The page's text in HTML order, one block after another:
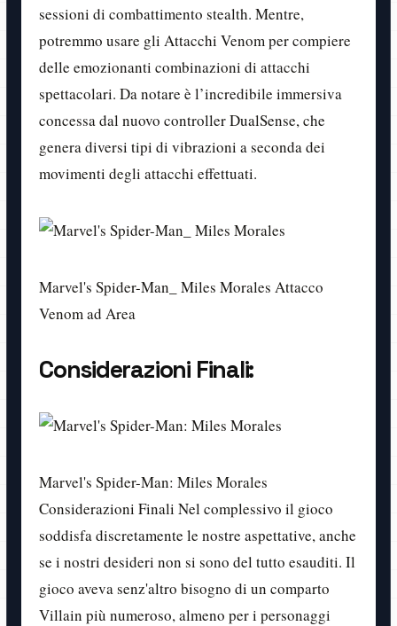
sessioni di combattimento stealth. Mentre,
potremmo usare gli Attacchi Venom per compiere
delle emozionanti combinazioni di attacchi
spettacolari. Da notare è l’incredibile immersiva
concessa dal nuovo controller DualSense, che
genera diversi tipi di vibrazioni a seconda dei
movimenti degli attacchi effettuati.
Marvel's Spider-Man_ Miles Morales Attacco
Venom ad Area
Considerazioni Finali:
Marvel's Spider-Man: Miles Morales
Considerazioni Finali Nel complessivo il gioco
soddisfa discretamente le nostre aspettative, anche
se i nostri desideri non si sono del tutto esauditi. Il
gioco aveva senz'altro bisogno di un comparto
Villain più numeroso, almeno per i personaggi